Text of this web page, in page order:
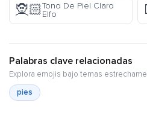
🧝🏻Tono De Piel Claro
Elfo
Palabras clave relacionadas
Explora emojis bajo temas
pies